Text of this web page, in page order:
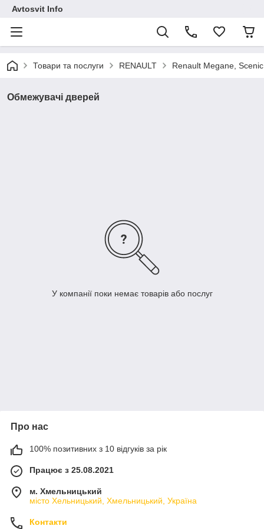
Avtosvit Info
Товари та послуги RENAULT Renault Megane, Scenic
Обмежувачі дверей
У компанії поки немає товарів або послуг
Про нас
100% позитивних з 10 відгуків за рік
Працює з 25.08.2021
м. Хмельницький
місто Хельницький, Хмельницький, Україна
Контакти